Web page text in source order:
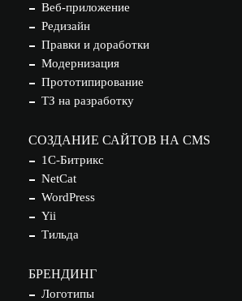
Веб-приложение
Редизайн
Правки и доработки
Модернизация
Прототипирование
ТЗ на разработку
СОЗДАНИЕ САЙТОВ НА CMS
1С-Битрикс
NetCat
WordPress
Yii
Тильда
БРЕНДИНГ
Логотипы